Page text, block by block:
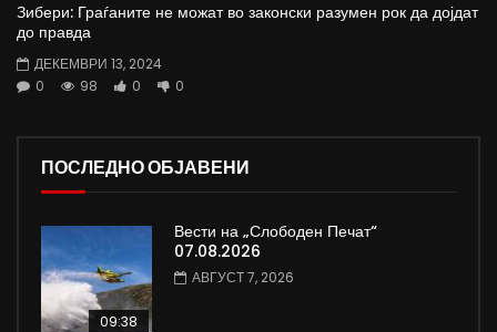
Зибери: Граѓаните не можат во законски разумен рок да дојдат
до правда
ДЕКЕМВРИ 13, 2024
0
98 0 0
ПОСЛЕДНО ОБЈАВЕНИ
09:38
Вести на „Слободен Печат“
07.08.2026
АВГУСТ 7, 2026